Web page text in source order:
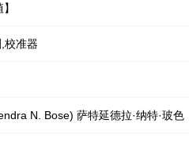
校准器
N. Bose) 萨特延德拉·纳特·玻